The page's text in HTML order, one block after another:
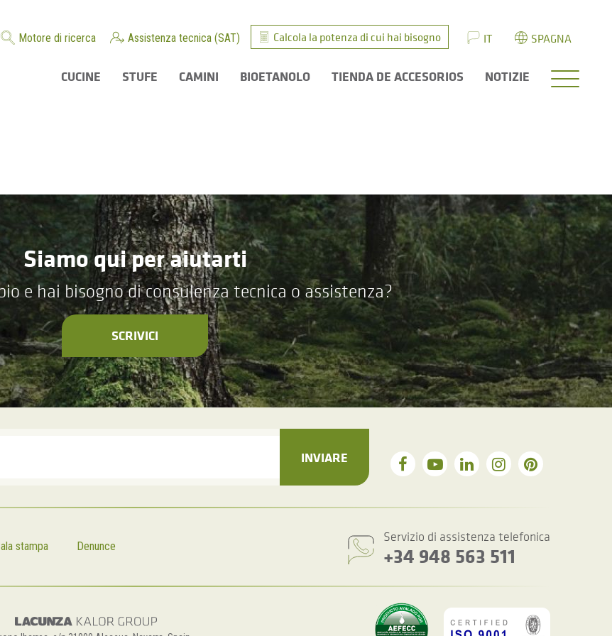
Motore di ricerca Assistenza tecnica (SAT) Calcola la potenza di cui hai bisogno IT SPAGNA
CUCINE STUFE CAMINI BIOETANOLO TIENDA DE ACCESORIOS NOTIZIE
Siamo qui per aiutarti
e hai bisogno di consulenza tecnica o assistenza?
SCRIVICI
INVIARE
stampa Denunce
Servizio di assistenza telefonica
+34 948 563 511